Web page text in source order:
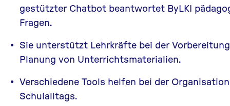
gestützter Chatbot beantwortet ByLKI
Fragen.
Sie unterstützt Lehrkräfte bei der
Planung von Unterrichtsmaterialien.
Verschiedene Tools helfen bei der
Schulalltags.